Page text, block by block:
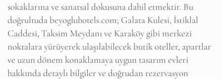
sokaklarına ve sanatsal dokusuna dahil etmektir. Bu
doğrultuda beyogluhotels.com; Galata Kulesi, İstiklal
Caddesi, Taksim Meydanı ve Karaköy gibi merkezi
noktalara yürüyerek ulaşılabilecek butik oteller, apartlar
ve uzun dönem konaklamaya uygun tasarım evleri
hakkında detaylı bilgiler ve doğrudan rezervasyon